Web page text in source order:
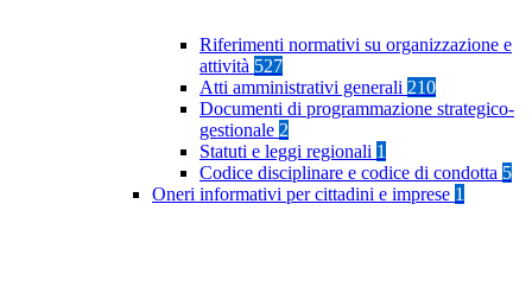
Riferimenti normativi su organizzazione e
attività 527
Atti amministrativi generali 210
Documenti di programmazione strategico-
gestionale 2
Statuti e leggi regionali 1
Codice disciplinare e codice di condotta 5
Oneri informativi per cittadini e imprese 1